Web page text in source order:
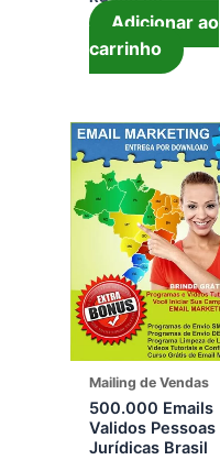
Adicionar ao
carrinho
Mailing de Vendas
500.000 Emails
Validos Pessoas
Jurídicas Brasil